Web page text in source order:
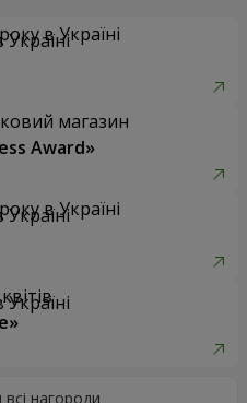
в Україні
магазин
Award»
в Україні